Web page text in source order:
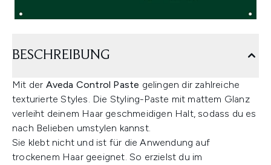
BESCHREIBUNG
Mit der Aveda Control Paste gelingen dir zahlreiche
texturierte Styles. Die Styling-Paste mit mattem Glanz
verleiht deinem Haar geschmeidigen Halt, sodass du es
nach Belieben umstylen kannst.
Sie klebt nicht und ist für die Anwendung auf
trockenem Haar geeignet. So erzielst du im